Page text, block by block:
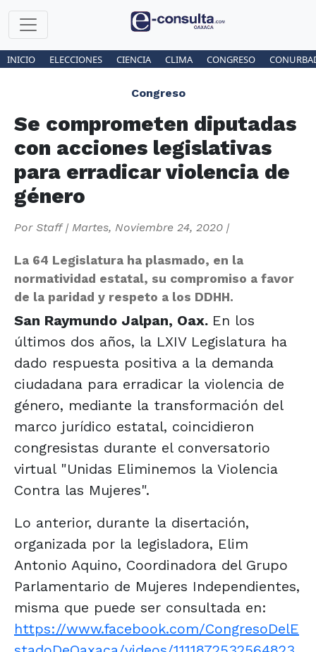
INICIO ELECCIONES CIENCIA CLIMA CONGRESO
Congreso
Se comprometen diputadas
con acciones legislativas
para erradicar violencia de
género
Por Staff| Martes, Noviembre 24, 2020 |
La 64 Legislatura ha plasmado, en la
normatividad estatal, su compromiso a favor
de la paridad y respeto a los DDHH.
San Raymundo Jalpan, Oax. En los
últimos dos años, la LXIV Legislatura ha
dado respuesta positiva a la demanda
ciudadana para erradicar la violencia de
género, mediante la transformación del
marco jurídico estatal, coincidieron
congresistas durante el conversatorio
virtual "Unidas Eliminemos la Violencia
Contra las Mujeres".
Lo anterior, durante la disertación,
organizada por la legisladora, Elim
Antonio Aquino, Coordinadora del Grupo
Parlamentario de Mujeres Independientes,
misma que puede ser consultada en:
https://www.facebook.com/CongresoDelE